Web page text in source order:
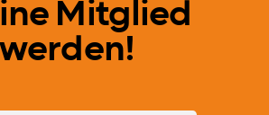
Mitglied
werden!